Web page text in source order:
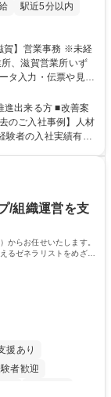
駅近5分以内
タ入力・伝票や見積
事務業務や業務改
ムがきちんと構築さ
環境です。また、
進出来る方 ■改善案
のご入社事例】人材
験者の入社実績有
、改善の動きも期
貢献し、結果的に
の退勤以降の業
となります。 学
/組織運営を支
からお任せいたします。
るゼネラリストをめざせ
援あり
者歓迎